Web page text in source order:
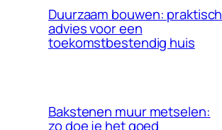
Duurzaam bouwen: praktisch
advies voor een
toekomstbestendig huis
Bakstenen muur metselen:
zo doe je het goed